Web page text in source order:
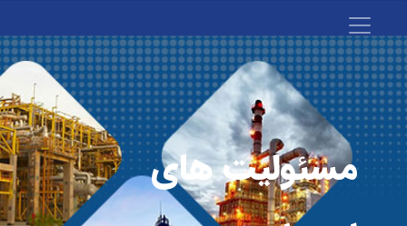
مسئولیت های